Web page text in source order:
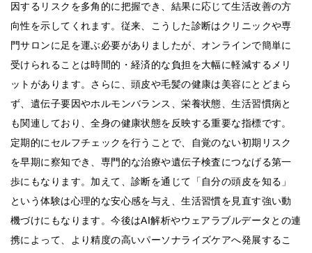
因するリスクを多角的に把握でき、結果に応じて生活改善の方
向性を示してくれます。従来、こうした診断はクリニックや専
門サロンに足を運ぶ必要がありましたが、オンラインで簡単に
受けられることは時間的・経済的な負担を大幅に軽減するメリ
ットがあります。さらに、頭皮や毛髪の健康は美容にとどまら
ず、遺伝子要因やホルモンバランス、栄養状態、生活習慣病と
も関連しており、全身の健康状態を反映する重要な指標です。
定期的にセルフチェックを行うことで、自覚のない初期リスク
を早期に察知でき、専門的な治療や遺伝子検査につなげる第一
歩にもなります。加えて、診断を通じて「自分の頭皮を知る」
という体験は心理的な安心感を与え、生活習慣を見直す強い動
機づけにもなります。今後はAI解析やウェアラブルデータとの連
携によって、より精度の高いパーソナライズケアへ発展するこ